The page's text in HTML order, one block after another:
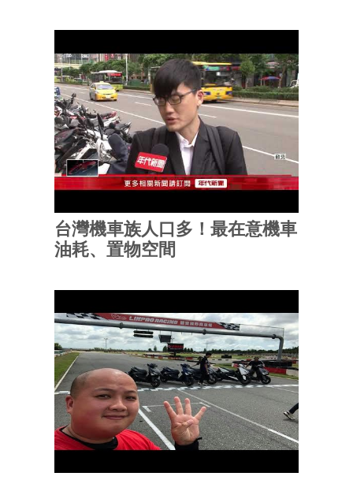
台灣機車族人口多！最在意機車
油耗、置物空間